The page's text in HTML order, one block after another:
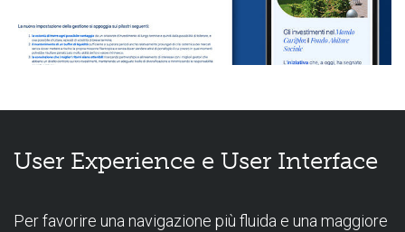
User Experience e User Interface
Per favorire una navigazione più fluida e una maggiore